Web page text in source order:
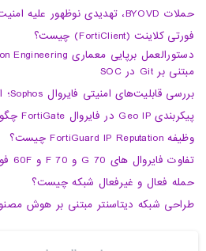
حملات BYOVD، تهدیدی نوظهور علیه امنیت Endpointها!
فورتی کلاینت (FortiClient) چیست؟
مبتنی بر Git در SOC
بررسی قابلیت‌های امنیتی فایروال Sophos؛ از IPS تا Web Filtering
پیکربندی Geo IP در فایروال FortiGate چگونه انجام می‌شود؟
وظیفه FortiGuard IP Reputation چیست؟
تفاوت فایروال های 70 G و 70 F و 60F فورتی‌گیت
حمله فعال و غیرفعال شبکه چیست؟
طراحی شبکه دیتاسنتر مبتنی بر هوش